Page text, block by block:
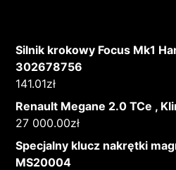
Silnik krokowy Focus Mk1
302678756
141.01zł
Renault Megane 2.0 TCe ,
27 000.00zł
Specjalny klucz nakrętki
MS20004